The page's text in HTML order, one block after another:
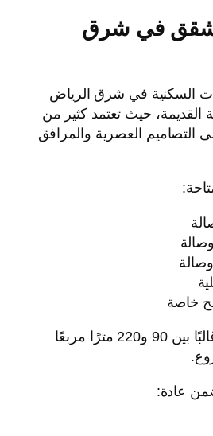
في شرق
السكنية في شرق الرياض
القديمة، حيث تعتمد كثير من
التصاميم العصرية والمرافق
خاصة
وتتراوح المساحات غالبًا بين 90 و220 مترًا مربعًا
عادة: